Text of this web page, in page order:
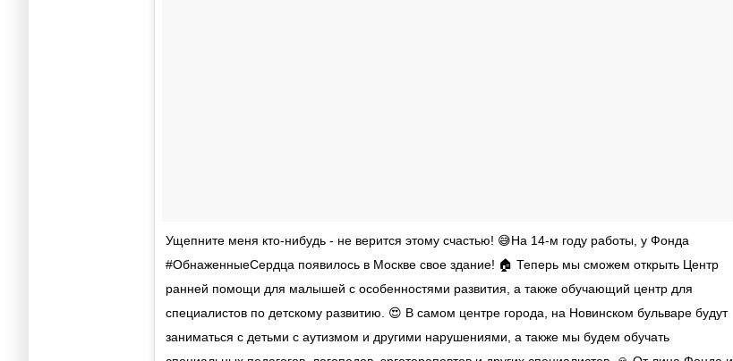
Ущепните меня кто-нибудь - не верится этому счастью! 😅На 14-м году работы, у Фонда
#ОбнаженныеСердца появилось в Москве свое здание! 🏠 Теперь мы сможем открыть Центр
ранней помощи для малышей с особенностями развития, а также обучающий центр для
специалистов по детскому развитию. 😍 В самом центре города, на Новинском бульваре будут
заниматься с детьми с аутизмом и другими нарушениями, а также мы будем обучать